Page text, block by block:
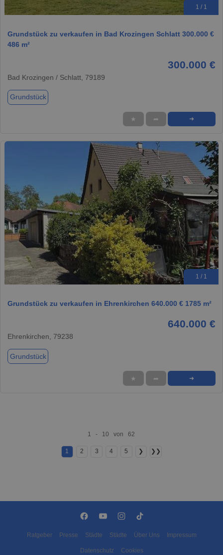
1 / 1
Grundstück zu verkaufen in Bad Krozingen Schlatt 300.000 €
486 m²
300.000 €
Bad Krozingen / Schlatt, 79189
Grundstück
★ ➦ ➜
1 / 1
Grundstück zu verkaufen in Ehrenkirchen 640.000 € 1785 m²
640.000 €
Ehrenkirchen, 79238
Grundstück
★ ➦ ➜
1 - 10 von 62
1 2 3 4 5 ❯ ❯❯
Ratgeber Presse Städte Städte Über Uns Impressum
Datenschutz Cookies